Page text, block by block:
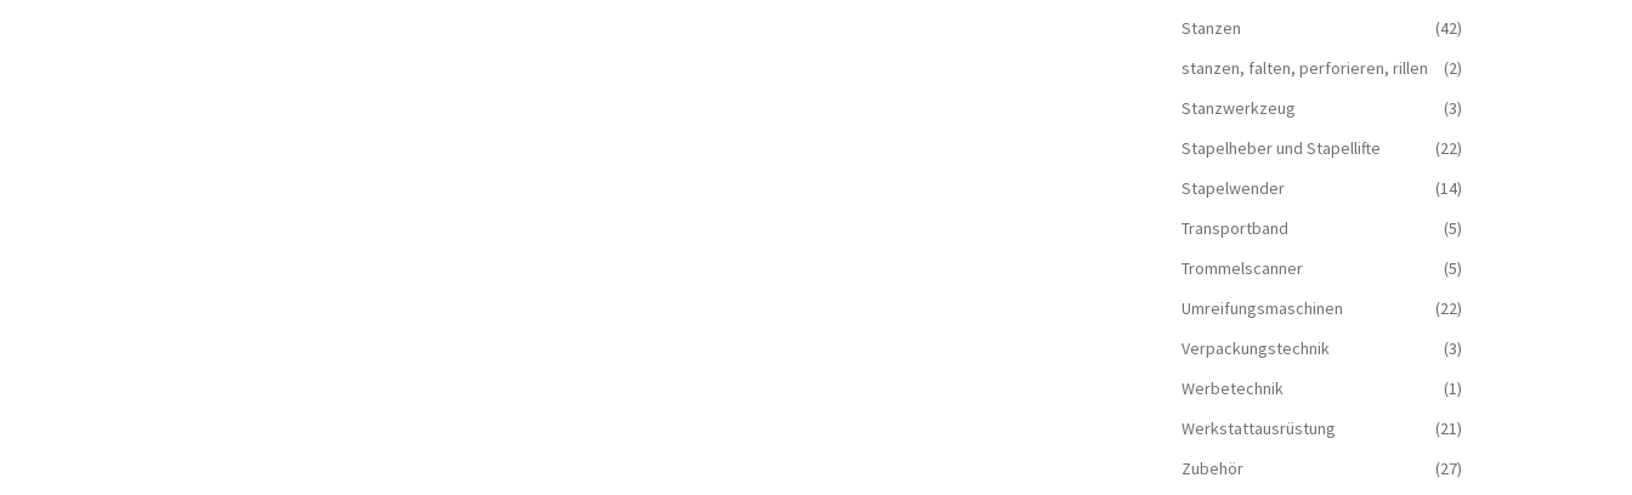
Stanzen
(42)
stanzen, falten, perforieren, rillen
(2)
Stanzwerkzeug
(3)
Stapelheber und Stapellifte
(22)
Stapelwender
(14)
Transportband
(5)
Trommelscanner
(5)
Umreifungsmaschinen
(22)
Verpackungstechnik
(3)
Werbetechnik
(1)
Werkstattausrüstung
(21)
Zubehör
(27)